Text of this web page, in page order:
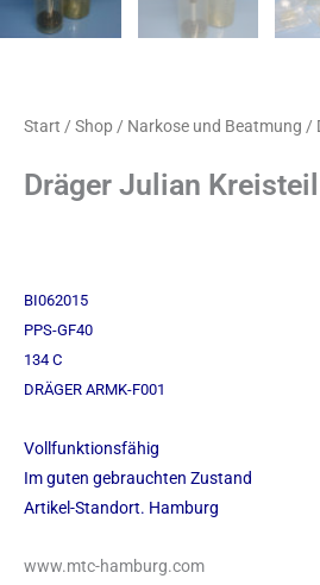
Start / Shop / Narkose und Beatmung /
Dräger Julian Kreisteil
BI062015
PPS-GF40
134 C
DRÄGER ARMK-F001
Vollfunktionsfähig
Im guten gebrauchten Zustand
Artikel-Standort. Hamburg
www.mtc-hamburg.com